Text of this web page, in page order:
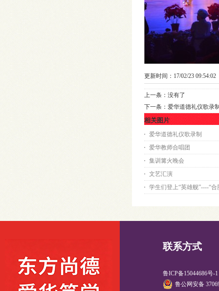
更新时间：17/02/23 09:54:02
上一条：没有了
下一条： 爱华道德礼仪歌录
相关图片
爱华道德礼仪歌录制
爱华教师合唱团
集训篝火晚会
文艺汇演
学生们登上“英雄舰”----“合
联系方式
鲁ICP备15044686号-1
鲁公网安备